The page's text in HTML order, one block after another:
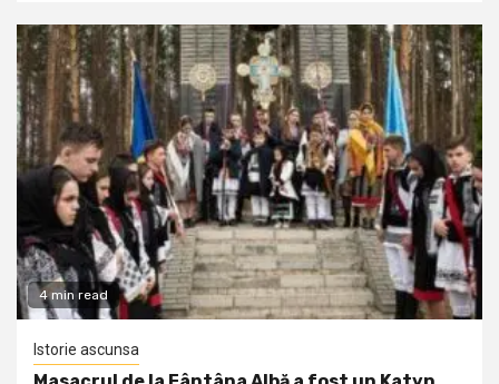
4 min read
Istorie ascunsa